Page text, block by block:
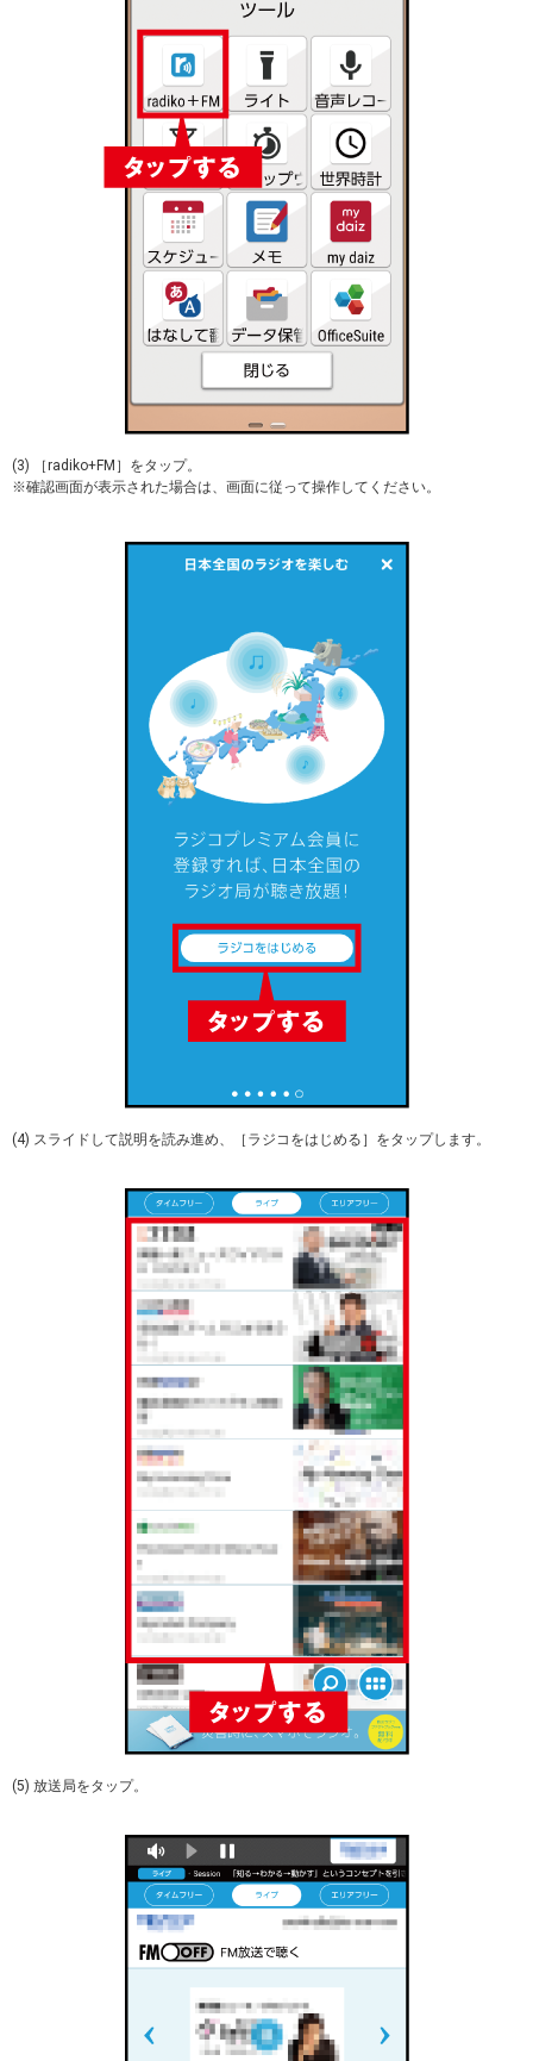
(3) ［radiko+FM］をタップ。
※確認画面が表示された場合は、画面に従って操作してください。
(4) スライドして説明を読み進め、［ラジコをはじめる］をタップします。
(5) 放送局をタップ。